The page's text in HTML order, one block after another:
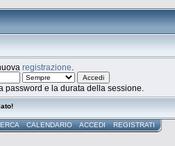
registrazione
password e la durata della sessione.
CALENDARIO ACCEDI REGISTRATI